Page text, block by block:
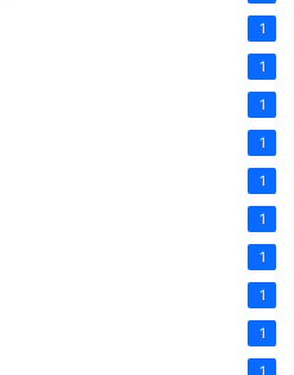
1
1
1
1
1
1
1
1
1
1